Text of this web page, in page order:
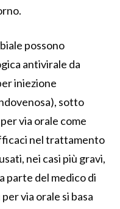
possono
antivirale da
iniezione
sotto
via orale come
nel trattamento
nei casi più gravi,
parte del medico di
via orale si basa